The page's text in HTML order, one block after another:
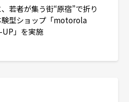
若者が集う街“原宿”で折り
験型ショップ「motorola
UP」を実施